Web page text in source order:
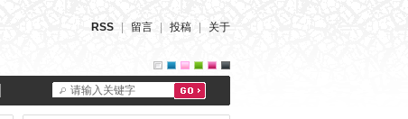
RSS 留言 投稿 关于
请输入关键字